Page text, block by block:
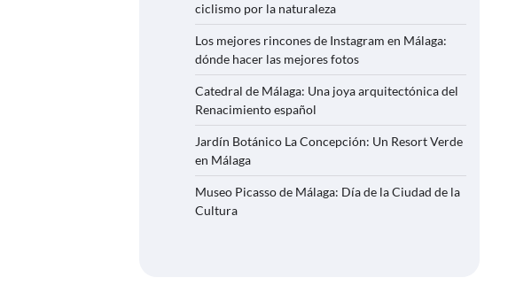
ciclismo por la naturaleza
Los mejores rincones de Instagram en Málaga:
dónde hacer las mejores fotos
Catedral de Málaga: Una joya arquitectónica del
Renacimiento español
Jardín Botánico La Concepción: Un Resort Verde
en Málaga
Museo Picasso de Málaga: Día de la Ciudad de la
Cultura